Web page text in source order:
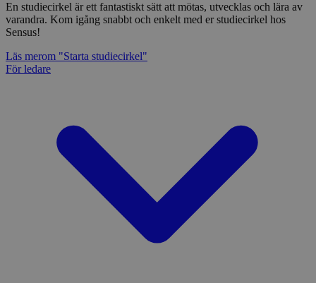
En studiecirkel är ett fantastiskt sätt att mötas, utvecklas och lära av
varandra. Kom igång snabbt och enkelt med er studiecirkel hos
Sensus!
Läs merom "Starta studiecirkel"
För ledare